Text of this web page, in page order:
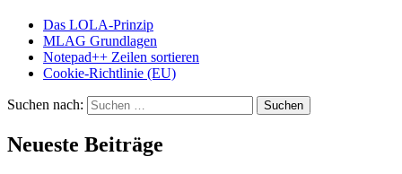
Das LOLA-Prinzip
MLAG Grundlagen
Notepad++ Zeilen sortieren
Cookie-Richtlinie (EU)
Suchen nach:
Neueste Beiträge